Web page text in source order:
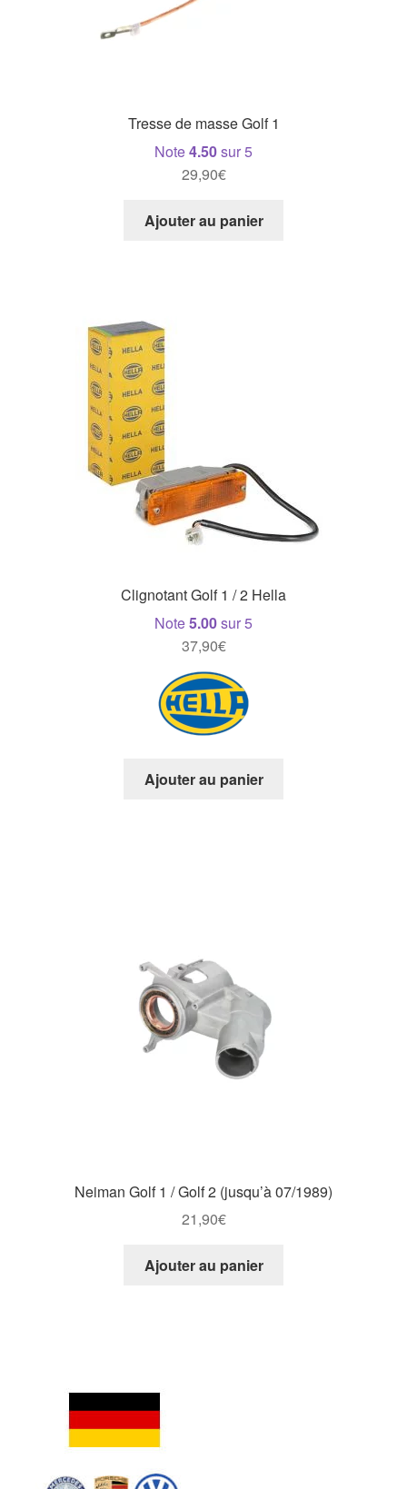
Tresse de masse Golf 1
Note4.50sur 5
29,90€
Ajouter au panier
Clignotant Golf 1 / 2 Hella
Note5.00sur 5
37,90€
Ajouter au panier
Neiman Golf 1 / Golf 2 (jusqu’à 07/1989)
21,90€
Ajouter au panier